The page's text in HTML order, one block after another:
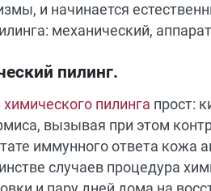
и начинается
механический,
пилинг.
химического пилинга прост:
вызывая при этом
иммунного ответа кожа
случаев процедура